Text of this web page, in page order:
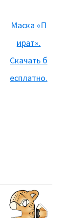
Маска «П
ират».
Скачать б
есплатно.